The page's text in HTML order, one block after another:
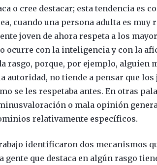
o cree destacar; esta tendencia es
cuando una persona adulta es
joven de ahora respeta a los
ocurre con la inteligencia y con la
rasgo, porque, por ejemplo, alguien
autoridad, no tiende a pensar que
se les respetaba antes. En otras
o mala opinión
relativamente específicos.
identificaron dos mecanismos
gente que destaca en algún rasgo